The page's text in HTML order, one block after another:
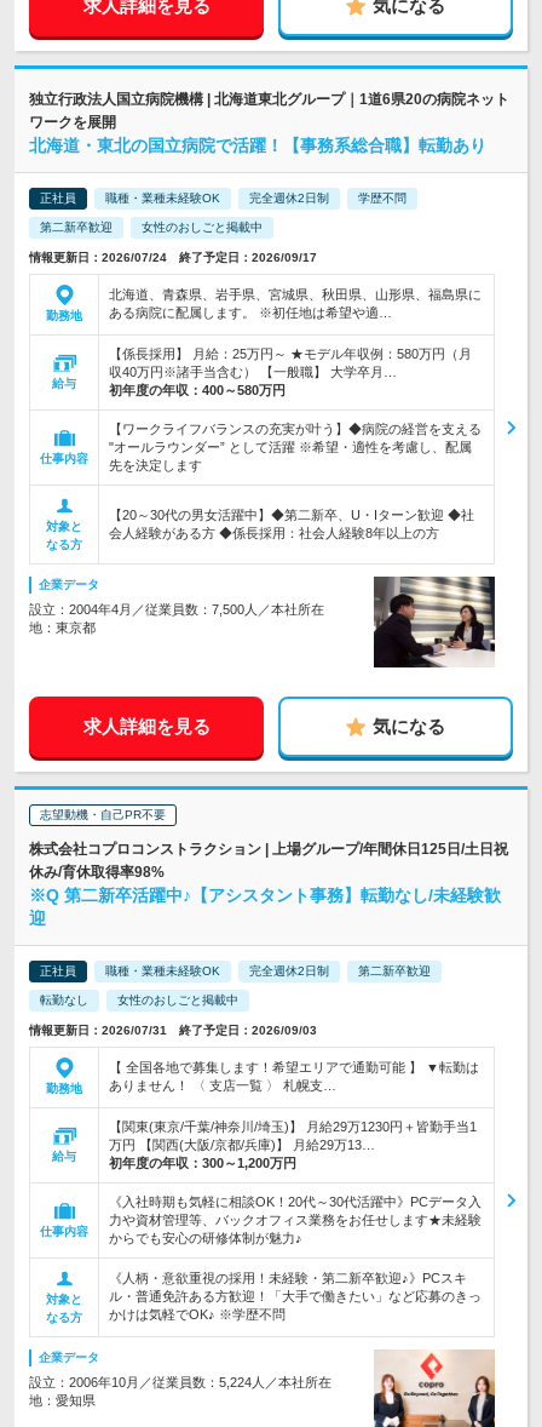
求人詳細を見る 気になる
独立行政法人国立病院機構 | 北海道東北グループ｜1道6県20の病院ネット
ワークを展開
北海道・東北の国立病院で活躍！【事務系総合職】転勤あり
正社員 職種・業種未経験OK 完全週休2日制 学歴不問
第二新卒歓迎 女性のおしごと掲載中
情報更新日：2026/07/24 終了予定日：2026/09/17
勤務地
北海道、青森県、岩手県、宮城県、秋田県、山形県、福島県に
ある病院に配属します。 ※初任地は希望や適…
給与
【係長採用】 月給：25万円～ ★モデル年収例：580万円（月
収40万円※諸手当含む） 【一般職】 大学卒月…
初年度の年収： 400～580万円
仕事内容
【ワークライフバランスの充実が叶う】◆病院の経営を支える
"オールラウンダー” として活躍 ※希望・適性を考慮し、配属
先を決定します
対象と
なる方
【20～30代の男女活躍中】◆第二新卒、U・Iターン歓迎 ◆社
会人経験がある方 ◆係長採用：社会人経験8年以上の方
企業データ
設立：2004年4月／従業員数：7,500人／本社所在
地：東京都
求人詳細を見る 気になる
志望動機・自己PR不要
株式会社コプロコンストラクション | 上場グループ/年間休日125日/土日祝
休み/育休取得率98%
※Q 第二新卒活躍中♪【アシスタント事務】転勤なし/未経験歓
迎
正社員 職種・業種未経験OK 完全週休2日制 第二新卒歓迎
転勤なし 女性のおしごと掲載中
情報更新日：2026/07/31 終了予定日：2026/09/03
勤務地
【 全国各地で募集します！希望エリアで通勤可能 】 ▼転勤は
ありません！ 〈 支店一覧 〉 札幌支…
給与
【関東(東京/千葉/神奈川/埼玉)】 月給29万1230円＋皆勤手当1
万円 【関西(大阪/京都/兵庫)】 月給29万13…
初年度の年収： 300～1,200万円
仕事内容
《入社時期も気軽に相談OK！20代～30代活躍中》PCデータ入
力や資材管理等、バックオフィス業務をお任せします★未経験
からでも安心の研修体制が魅力♪
対象と
なる方
《人柄・意欲重視の採用！未経験・第二新卒歓迎♪》PCスキ
ル・普通免許ある方歓迎！「大手で働きたい」など応募のきっ
かけは気軽でOK♪ ※学歴不問
企業データ
設立：2006年10月／従業員数：5,224人／本社所在
地：愛知県